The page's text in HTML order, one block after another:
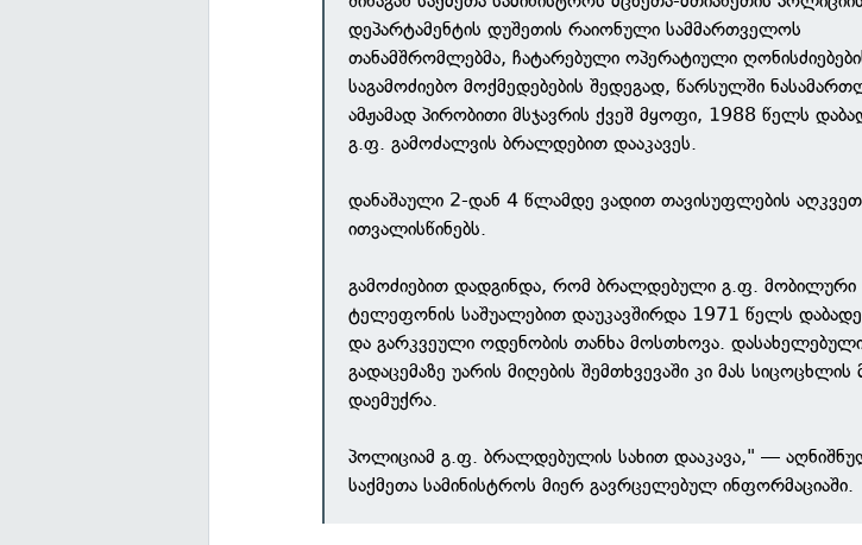
დეპარტამენტის დუშეთის რაიონული სამმართველოს
თანამშრომლებმა, ჩატარებული ოპერატიული
საგამოძიებო მოქმედებების შედეგად, წარსულში
ამჟამად პირობითი მსჯავრის ქვეშ მყოფი, 1988 წელს
გ.ფ. გამოძალვის ბრალდებით დააკავეს.
დანაშაული 2-დან 4 წლამდე ვადით თავისუფლების
ითვალისწინებს.
გამოძიებით დადგინდა, რომ ბრალდებული გ.ფ. მობილური
ტელეფონის საშუალებით დაუკავშირდა 1971 წელს
და გარკვეული ოდენობის თანხა მოსთხოვა.
გადაცემაზე უარის მიღების შემთხვევაში კი მას
დაემუქრა.
პოლიციამ გ.ფ. ბრალდებულის სახით დააკავა," —
საქმეთა სამინისტროს მიერ გავრცელებულ ინფორმაციაში.